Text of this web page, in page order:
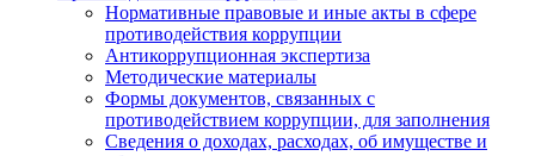
Нормативные правовые и иные акты в сфере
противодействия коррупции
Антикоррупционная экспертиза
Методические материалы
Формы документов, связанных с
противодействием коррупции, для заполнения
Сведения о доходах, расходах, об имуществе и